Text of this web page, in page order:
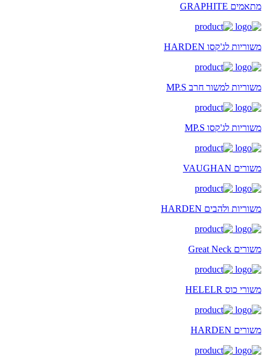
מתאמים GRAPHITE
משוריות לג'קסו HARDEN
משוריות למשור חרב MP.S
משוריות לג'קסו MP.S
משורים VAUGHAN
משוריות ולהבים HARDEN
משורים Great Neck
משורי כוס HELELR
משורים HARDEN